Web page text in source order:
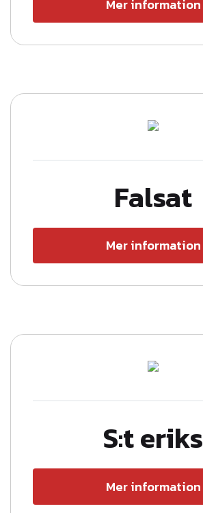
Mer information
Falsat
Mer information
S:t eriks
Mer information